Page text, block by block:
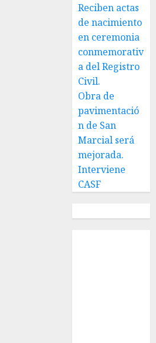
Reciben actas
de nacimiento
en ceremonia
conmemorativ
a del Registro
Civil.
Obra de
pavimentació
n de San
Marcial será
mejorada.
Interviene
CASF